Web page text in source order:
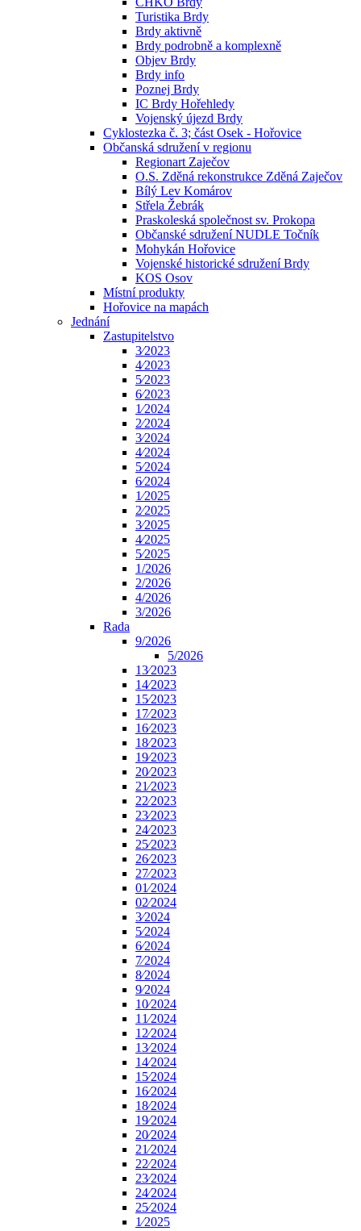
Turistika Brdy
Brdy aktivně
Brdy podrobně a komplexně
Objev Brdy
Brdy info
Poznej Brdy
IC Brdy Hořehledy
Vojenský újezd Brdy
Cyklostezka č. 3; část Osek - Hořovice
Občanská sdružení v regionu
Regionart Zaječov
O.S. Zděná rekonstrukce Zděná Zaječov
Bílý Lev Komárov
Střela Žebrák
Praskoleská společnost sv. Prokopa
Občanské sdružení NUDLE Točník
Mohykán Hořovice
Vojenské historické sdružení Brdy
KOS Osov
Místní produkty
Hořovice na mapách
Jednání
Zastupitelstvo
3⁄2023
4⁄2023
5⁄2023
6⁄2023
1⁄2024
2⁄2024
3⁄2024
4⁄2024
5⁄2024
6⁄2024
1⁄2025
2⁄2025
3⁄2025
4⁄2025
5⁄2025
1/2026
2/2026
4/2026
3/2026
Rada
9/2026
5/2026
13⁄2023
14⁄2023
15⁄2023
17⁄2023
16⁄2023
18⁄2023
19⁄2023
20⁄2023
21⁄2023
22⁄2023
23⁄2023
24⁄2023
25⁄2023
26⁄2023
27⁄2023
01⁄2024
02⁄2024
3⁄2024
5⁄2024
6⁄2024
7⁄2024
8⁄2024
9⁄2024
10⁄2024
11⁄2024
12⁄2024
13⁄2024
14⁄2024
15⁄2024
16⁄2024
18⁄2024
19⁄2024
20⁄2024
21⁄2024
22⁄2024
23⁄2024
24⁄2024
25⁄2024
1⁄2025